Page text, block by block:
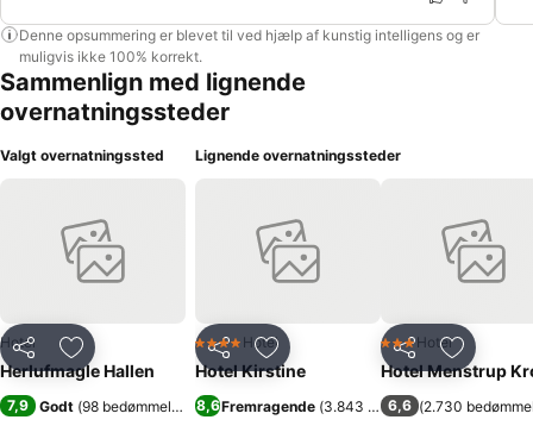
Denne opsummering er blevet til ved hjælp af kunstig intelligens og er
muligvis ikke 100% korrekt.
Sammenlign med lignende
overnatningssteder
Valgt overnatningssted
Del Føj til favoritter
Hotel
Herlufmagle Hallen
7,9 Godt (98 bedømmelser )
Lignende overnatningssteder
Del Føj til favoritter
4 StjernerHotel
Hotel Kirstine
8,6Fremragende (3.843 bedømmelser)
Del Føj til
3 Stjerner
Hotel
Hotel Menstrup
6,6 (2.730